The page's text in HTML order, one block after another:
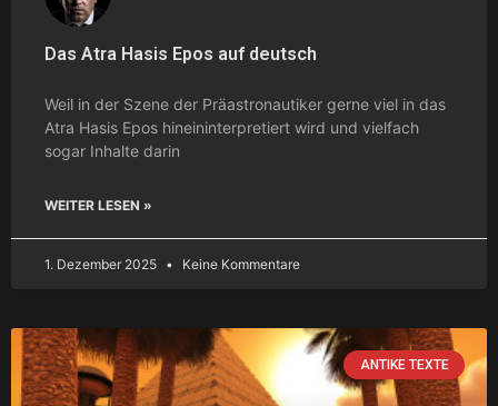
Das Atra Hasis Epos auf deutsch
Weil in der Szene der Präastronautiker gerne viel in das
Atra Hasis Epos hineininterpretiert wird und vielfach
sogar Inhalte darin
WEITER LESEN »
1. Dezember 2025 Keine Kommentare
ANTIKE TEXTE